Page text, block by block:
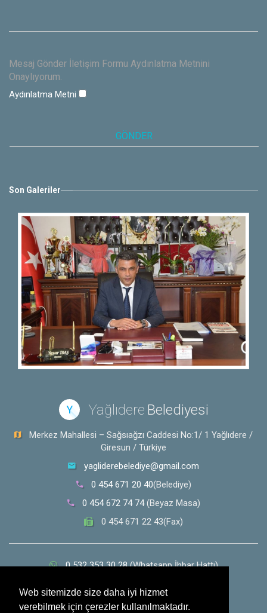
Web sitemizde size daha iyi hizmet
verebilmek için çerezler kullanılmaktadır.
Mesaj Gönder İletişim Formu Aydınlatma Metnini
Onaylıyorum.
Aydınlatma Metni
Son Galeriler
Y Yağlıdere Belediyesi
Merkez Mahallesi – Sağsıağzı Caddesi No:1/ 1 Yağlıdere /
Giresun / Türkiye
yagliderebelediye@gmail.com
0 454 671 20 40(Belediye)
0 454 672 74 74(Beyaz Masa)
0 454 671 22 43(Fax)
0 532 353 30 28(Whatsapp İhbar Hattı)
Sosyal Medya